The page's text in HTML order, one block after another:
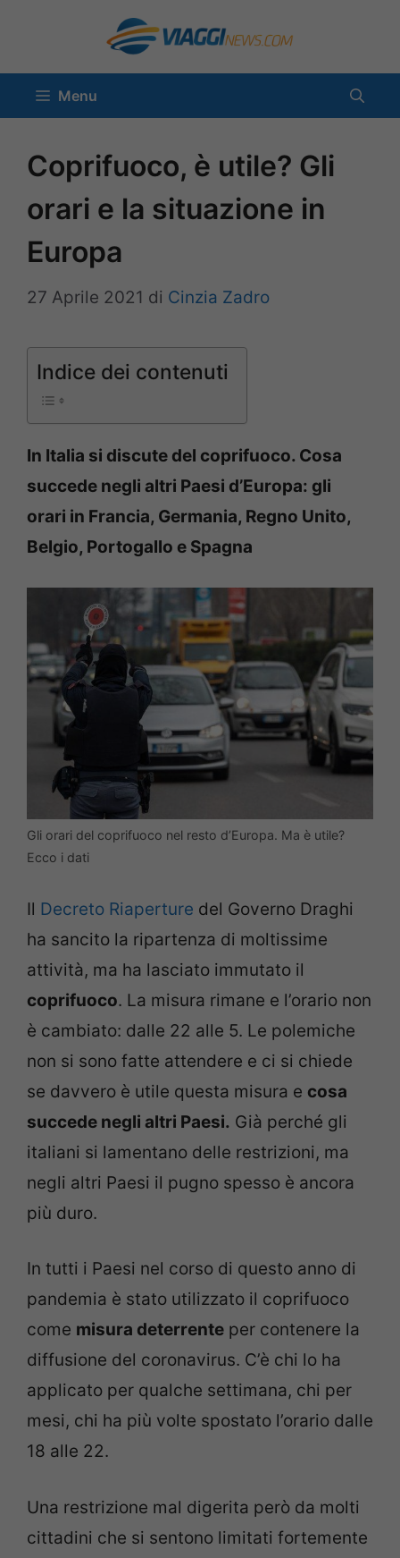
contenuto
Menu
Coprifuoco, è utile? Gli
orari e la situazione in
Europa
27 Aprile 2021 di Cinzia Zadro
Indice dei contenuti
In Italia si discute del coprifuoco. Cosa
succede negli altri Paesi d’Europa: gli
orari in Francia, Germania, Regno Unito,
Belgio, Portogallo e Spagna
Gli orari del coprifuoco nel resto d’Europa. Ma è utile?
Ecco i dati
Il Decreto Riaperture del Governo Draghi
ha sancito la ripartenza di moltissime
attività, ma ha lasciato immutato il
coprifuoco. La misura rimane e l’orario non
è cambiato: dalle 22 alle 5. Le polemiche
non si sono fatte attendere e ci si chiede
se davvero è utile questa misura e cosa
succede negli altri Paesi. Già perché gli
italiani si lamentano delle restrizioni, ma
negli altri Paesi il pugno spesso è ancora
più duro.
In tutti i Paesi nel corso di questo anno di
pandemia è stato utilizzato il coprifuoco
come misura deterrente per contenere la
diffusione del coronavirus. C’è chi lo ha
applicato per qualche settimana, chi per
mesi, chi ha più volte spostato l’orario dalle
18 alle 22.
Una restrizione mal digerita però da molti
cittadini che si sentono limitati fortemente